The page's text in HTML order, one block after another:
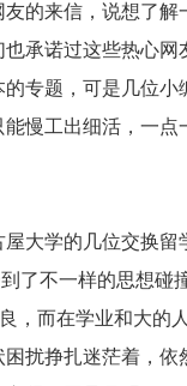
的来信，说想了解
承诺过这些热心
专题，可是几位小
慢工出细活，一点
大学的几位交换
了不一样的思想碰
，而在学业和大的
扰挣扎迷茫着，